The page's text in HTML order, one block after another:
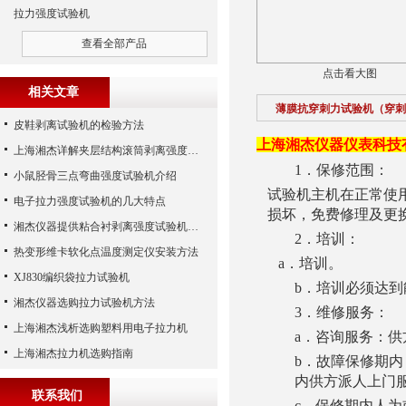
点击看大图
薄膜抗穿刺力试验机（穿
上海湘杰仪器仪表科
1 ．保修范围：
试验机主机在正常使
损坏，免费修理及更
2 ．培训：
a ．培训。
b．培训必须达
3．维修服务：
a ．咨询服务：
b．故障保修期
内供方派人上门
拉力强度试验机
查看全部产品
相关文章
皮鞋剥离试验机的检验方法
上海湘杰详解夹层结构滚筒剥离强度试验机
小鼠胫骨三点弯曲强度试验机介绍
电子拉力强度试验机的几大特点
湘杰仪器提供粘合衬剥离强度试验机、皮革撕裂力试验机、无纺布拉力试验机
热变形维卡软化点温度测定仪安装方法
XJ830编织袋拉力试验机
湘杰仪器选购拉力试验机方法
上海湘杰浅析选购塑料用电子拉力机
上海湘杰拉力机选购指南
联系我们